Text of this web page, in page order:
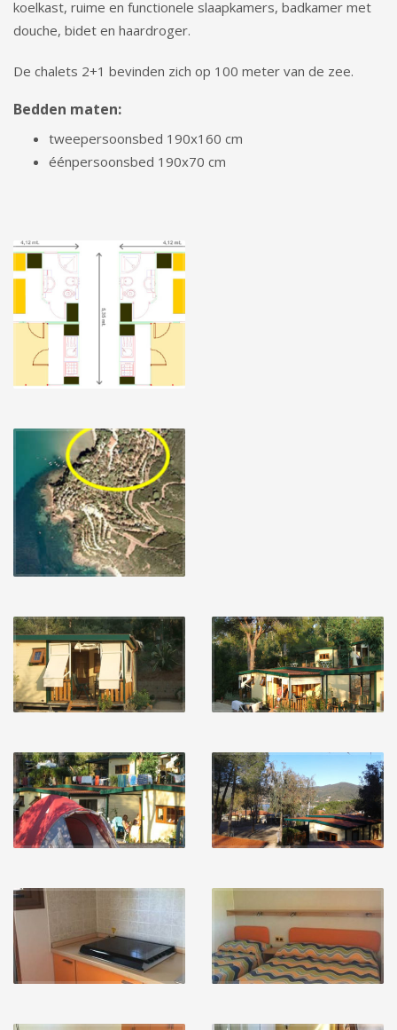
koelkast, ruime en functionele slaapkamers, badkamer met
douche, bidet en haardroger.
De chalets 2+1 bevinden zich op 100 meter van de zee.
Bedden maten:
tweepersoonsbed 190x160 cm
éénpersoonsbed 190x70 cm